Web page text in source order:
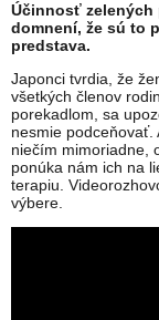
Účinnosť zelených
domnení, že sú to
predstava.
Japonci tvrdia, že
všetkých členov
porekadlom, sa
nesmie podceňovať.
niečím mimoriadne,
ponúka nám ich na
terapiu.
výbere.